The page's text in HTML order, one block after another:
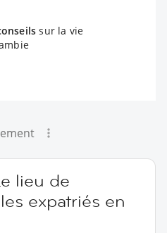
sur la vie
lieu de
expatriés en